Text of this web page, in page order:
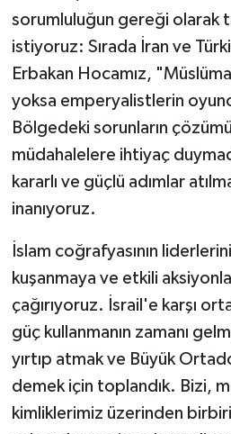
sorumluluğun gereği olarak
istiyoruz: Sırada İran ve
Erbakan Hocamız,
yoksa emperyalistlerin
Bölgedeki sorunların
müdahalelere ihtiyaç
kararlı ve güçlü adımlar
inanıyoruz.
İslam coğrafyasının
kuşanmaya ve etkili
çağırıyoruz. İsrail'e karşı
güç kullanmanın zamanı
yırtıp atmak ve Büyük
demek için toplandık. Bizi,
kimliklerimiz üzerinden